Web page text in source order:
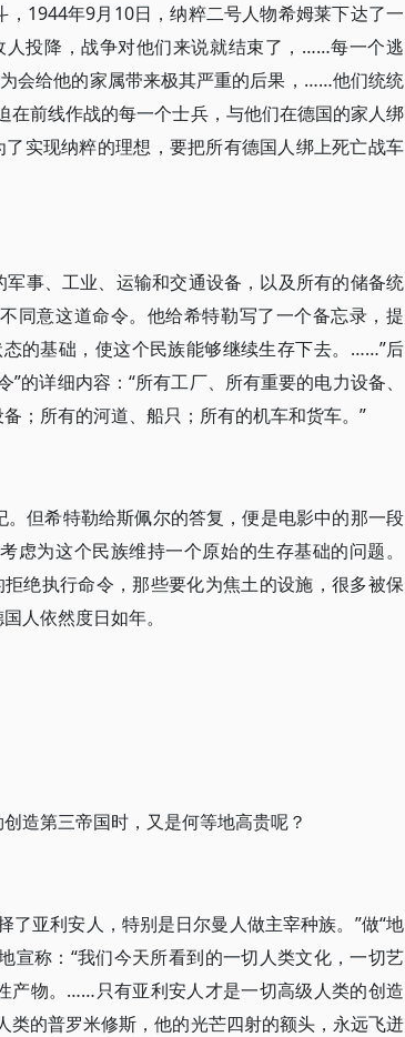
1944年9月10日，纳粹二号人物希姆莱下达了一
投降，战争对他们来说就结束了，……每一个逃
会给他的家属带来极其严重的后果，……他们统统
在前线作战的每一个士兵，与他们在德国的家人绑
实现纳粹的理想，要把所有德国人绑上死亡战车
事、工业、运输和交通设备，以及所有的储备统
同意这道命令。他给希特勒写了一个备忘录，提
的基础，使这个民族能够继续生存下去。……”后
的详细内容：“所有工厂、所有重要的电力设备、
；所有的河道、船只；所有的机车和货车。”
但希特勒给斯佩尔的答复，便是电影中的那一段
为这个民族维持一个原始的生存基础的问题。
绝执行命令，那些要化为焦土的设施，很多被保
人依然度日如年。
造第三帝国时，又是何等地高贵呢？
亚利安人，特别是日尔曼人做主宰种族。”做“地
宣称：“我们今天所看到的一切人类文化，一切艺
产物。……只有亚利安人才是一切高级人类的创造
类的普罗米修斯，他的光芒四射的额头，永远飞迸